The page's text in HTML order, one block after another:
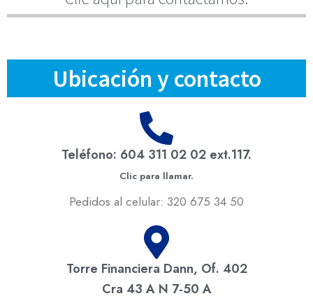
Ubicación y contacto
Teléfono: 604 311 02 02 ext.117.
Clic para llamar.
Pedidos al celular: 320 675 34 50
Torre Financiera Dann, Of. 402
Cra 43 A N 7-50 A